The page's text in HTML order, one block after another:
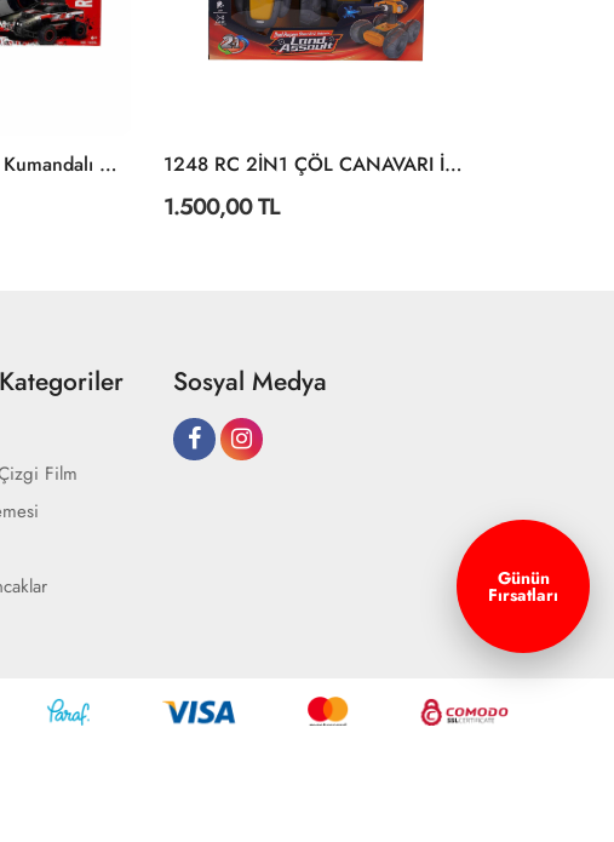
1423 Trucks Uzaktan Kumandalı Araba 34 Cm 1:14 -Sunman 1248 RC 2İN1 ÇÖL CANAVARI İSTER
1.500,00 TL
Film
Sosyal Medya
Günün
Fırsatları